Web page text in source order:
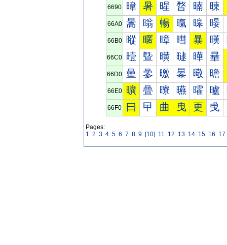
6690 暐 暑 暒 暓 暔 暕
66A0 暠 暡 暢 暣 暤 暥
66B0 暰 暱 暲 暳 暴 暵
66C0 曀 曁 曂 曃 曄 曅
66D0 曐 曑 曒 曓 曔 曕
66E0 曠 曡 曢 曣 曤 曥
66F0 曰 曱 曲 曳 更 曵
Pages:
1 2 3 4 5 6 7 8 9 [10] 11 12 13 14 15 16 17